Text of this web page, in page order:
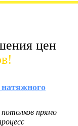
цен
прямо